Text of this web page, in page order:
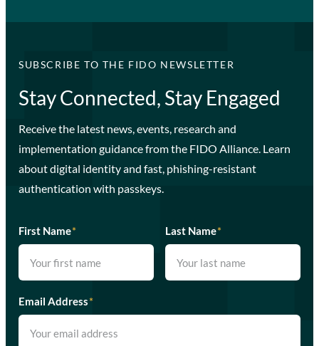
SUBSCRIBE TO THE FIDO NEWSLETTER
Stay Connected, Stay Engaged
Receive the latest news, events, research and
implementation guidance from the FIDO Alliance. Learn
about digital identity and fast, phishing-resistant
authentication with passkeys.
First Name* Last Name*
Email Address*